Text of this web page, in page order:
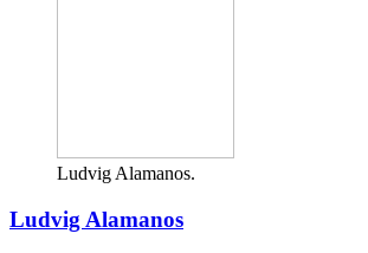
Ludvig Alamanos.
Ludvig Alamanos